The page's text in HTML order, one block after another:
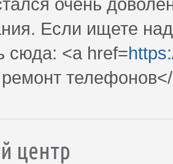
очень
Если ищете
сюда: <a href=
ремонт
центр